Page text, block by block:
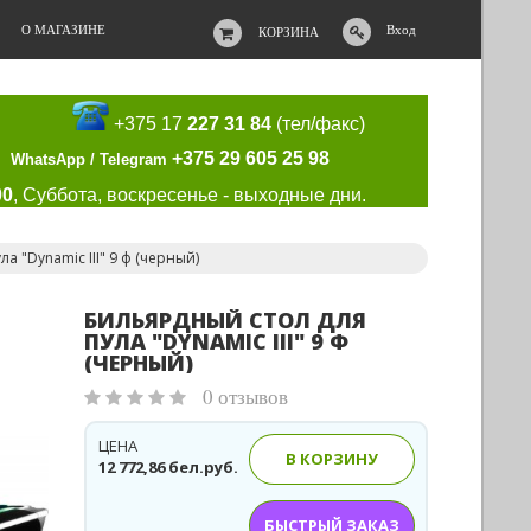
КОРЗИНА Вход
О МАГАЗИНЕ
+375 17227 31 84 (тел/факс)
WhatsApp / Telegram +375 29 605 25 98
, Суббота, воскресенье - выходные дни.
"Dynamic III" 9 ф (черный)
БИЛЬЯРДНЫЙ СТОЛ ДЛЯ
ПУЛА "DYNAMIC III" 9 Ф
(ЧЕРНЫЙ)
0 отзывов
12 772,86 бел.руб.
ЦЕНА
В КОРЗИНУ
БЫСТРЫЙ ЗАКАЗ